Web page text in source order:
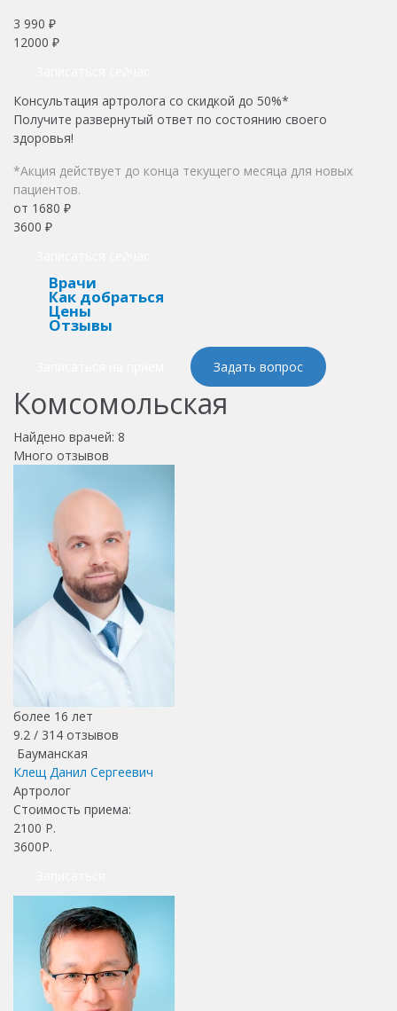
3 990 ₽
12000 ₽
Консультация артролога со скидкой до 50%*
Получите развернутый ответ по состоянию своего
здоровья!
*Акция действует до конца текущего месяца для новых
пациентов.
от 1680 ₽
3600 ₽
Врачи
Как добраться
Цены
Отзывы
Задать вопрос
Комсомольская
Найдено врачей: 8
Много отзывов
более 16 лет
9.2 / 314 отзывов
Бауманская
Клещ Данил Сергеевич
Артролог
Стоимость приема:
2100 Р.
3600Р.